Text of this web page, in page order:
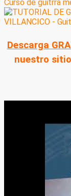
Curso de guitrra
Descarga
nuestro